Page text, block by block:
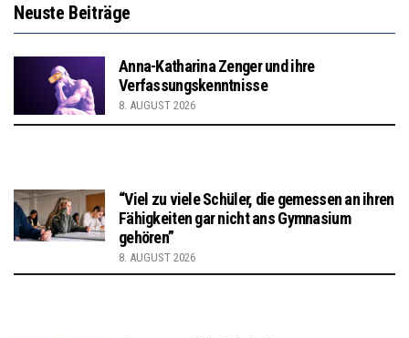
Neuste Beiträge
Anna-Katharina Zenger und ihre
Verfassungskenntnisse
8. AUGUST 2026
“Viel zu viele Schüler, die gemessen an ihren
Fähigkeiten gar nicht ans Gymnasium
gehören”
8. AUGUST 2026